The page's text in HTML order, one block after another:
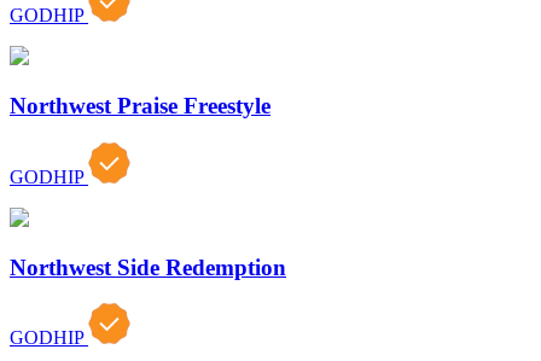
GODHIP
Northwest Praise Freestyle
GODHIP
Northwest Side Redemption
GODHIP